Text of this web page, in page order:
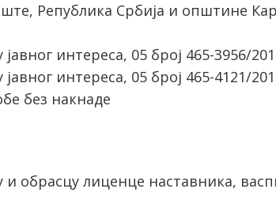
Република Србија и општине
интереса, 05 број 465-3956/
интереса, 05 број 465-4121/
без накнаде
обрасцу лиценце наставника,